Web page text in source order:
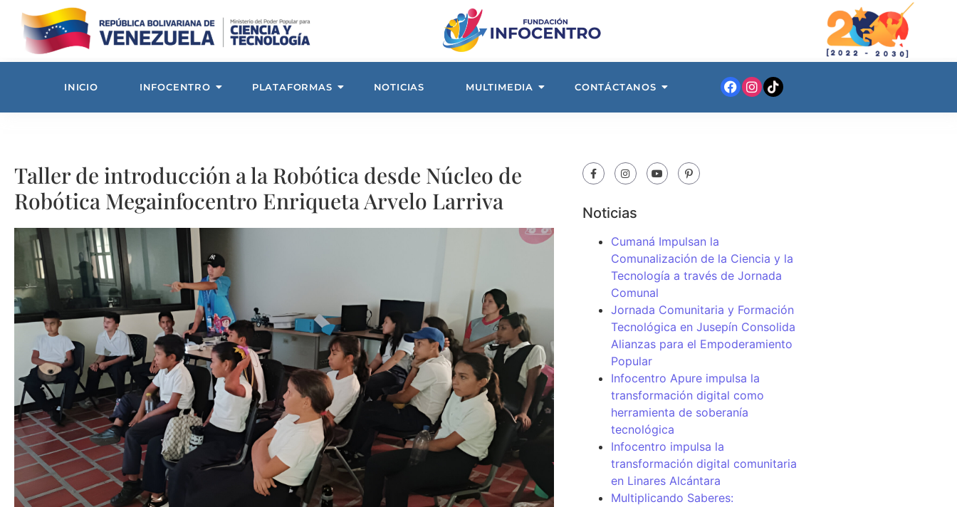
INICIO INFOCENTRO PLATAFORMAS NOTICIAS MULTIMEDIA CONTÁCTANOS
Taller de introducción a la Robótica desde Núcleo de
Robótica Megainfocentro Enriqueta Arvelo Larriva
Noticias
Cumaná Impulsan la
Comunalización de la Ciencia y la
Tecnología a través de Jornada
Comunal
Jornada Comunitaria y Formación
Tecnológica en Jusepín Consolida
Alianzas para el Empoderamiento
Popular
Infocentro Apure impulsa la
transformación digital como
herramienta de soberanía
tecnológica
Infocentro impulsa la
transformación digital comunitaria
en Linares Alcántara
Multiplicando Saberes: